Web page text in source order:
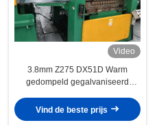
Video
3.8mm Z275 DX51D Warm
gedompeld gegalvaniseerd
Breedte voor structurele en
fabricage toepassingen
Vind de beste prijs